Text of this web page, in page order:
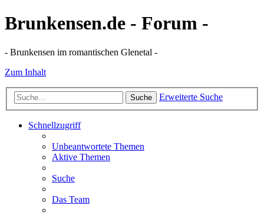
Brunkensen.de - Forum -
- Brunkensen im romantischen Glenetal -
Zum Inhalt
Suche Erweiterte Suche
Schnellzugriff
Unbeantwortete Themen
Aktive Themen
Suche
Das Team